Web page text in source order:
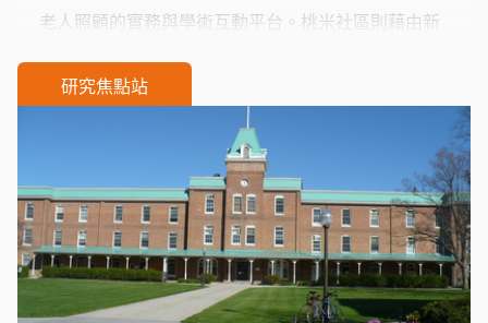
老人照顧的實務與學術互動平台。桃米社區則藉由新
故鄉基金會董事長廖嘉展與執行長顏新珠的努力，秉
持著與社區共同成長的理念，並預將桃米的精神拓展
到埔里地區，激發社區中心思維與區域發展間關係的
研究焦點站